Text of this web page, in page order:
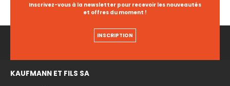
Inscrivez-vous à la newsletter pour recevoir les nouveautés
et offres du moment !
INSCRIPTION
KAUFMANN ET FILS SA